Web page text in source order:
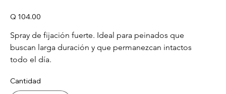
Precio
Q 104.00
Spray de fijación fuerte. Ideal para peinados que
buscan larga duración y que permanezcan intactos
todo el día.
Cantidad